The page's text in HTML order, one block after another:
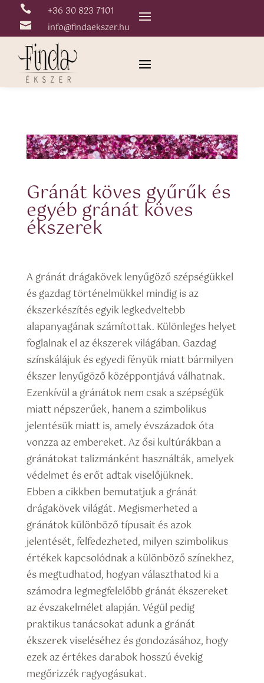
 +36 30 823 7101
 info@findaekszer.hu
Gránát köves gyűrűk és
egyéb gránát köves
ékszerek
A gránát drágakövek lenyűgöző szépségükkel
és gazdag történelmükkel mindig is az
ékszerkészítés egyik legkedveltebb
alapanyagának számítottak. Különleges helyet
foglalnak el az ékszerek világában. Gazdag
színskálájuk és egyedi fényük miatt bármilyen
ékszer lenyűgöző középpontjává válhatnak.
Ezenkívül a gránátok nem csak a szépségük
miatt népszerűek, hanem a szimbolikus
jelentésük miatt is, amely évszázadok óta
vonzza az embereket. Az ősi kultúrákban a
gránátokat talizmánként használták, amelyek
védelmet és erőt adtak viselőjüknek.
Ebben a cikkben bemutatjuk a gránát
drágakövek világát. Megismerheted a
gránátok különböző típusait és azok
jelentését, felfedezheted, milyen szimbolikus
értékek kapcsolódnak a különböző színekhez,
és megtudhatod, hogyan választhatod ki a
számodra legmegfelelőbb gránát ékszereket
az évszakelmélet alapján. Végül pedig
praktikus tanácsokat adunk a gránát
ékszerek viseléséhez és gondozásához, hogy
ezek az értékes darabok hosszú évekig
megőrizzék ragyogásukat.